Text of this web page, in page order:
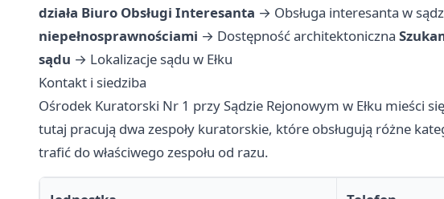
działa Biuro Obsługi Interesanta → Obsługa interesanta w
niepełnosprawnościami → Dostępność architektoniczna
sądu → Lokalizacje sądu w Ełku
Kontakt i siedziba
Ośrodek Kuratorski Nr 1 przy Sądzie Rejonowym w Ełku mieści
tutaj pracują dwa zespoły kuratorskie, które obsługują różne
trafić do właściwego zespołu od razu.